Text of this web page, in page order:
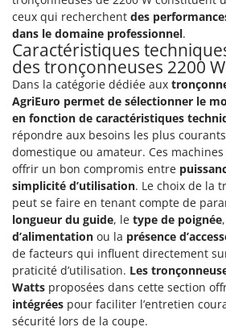
Presses à pellets
Pressoirs à fruits
Pressoirs à Raisin
Pulvérisateurs
Pulvérisateurs portés
R
Rafraîchisseurs d'air par
Rampes de chargement en
Râpes à fromage électriques
Râteaux pour tracteur
Remplisseuses
Robots nettoyeurs de piscine
Girmi
GRAEF
Gre
GreenBay
Greenworks
GRIFO
GVS
GYS
H
Hailo
Helvi
Henx
HiKOKI
Honda
ceux qui recherchent des
dans le domaine professionnel.
Caractéristiques
des tronçonneuses 2200 W
Dans la catégorie dédiée aux
AgriEuro permet de sélectionner le
en fonction de caractéristiques
répondre aux besoins les plus
domestique ou amateur. Ces
offrir un bon compromis entre
simplicité d’utilisation. Le choix de la
peut se faire en tenant compte de
longueur du guide, le type de poignée
d’alimentation ou la présence
de facteurs qui influent directement
praticité d’utilisation. Les
Watts proposées dans cette section
intégrées pour faciliter l’entretien
sécurité lors de la coupe.